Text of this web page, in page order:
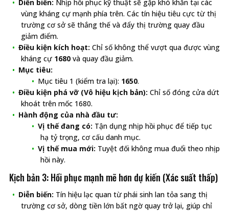
Diễn biến: Nhịp hồi phục kỹ thuật sẽ gặp khó khăn tại các
vùng kháng cự mạnh phía trên. Các tín hiệu tiêu cực từ thị
trường cơ sở sẽ thắng thế và đẩy thị trường quay đầu
giảm điểm.
Điều kiện kích hoạt: Chỉ số không thể vượt qua được vùng
kháng cự 1680 và quay đầu giảm.
Mục tiêu:
Mục tiêu 1 (kiểm tra lại): 1650.
Điều kiện phá vỡ (Vô hiệu kịch bản): Chỉ số đóng cửa dứt
khoát trên mốc 1680.
Hành động của nhà đầu tư:
Vị thế đang có: Tận dụng nhịp hồi phục để tiếp tục
hạ tỷ trọng, cơ cấu danh mục.
Vị thế mua mới: Tuyệt đối không mua đuổi theo nhịp
hồi này.
Kịch bản 3: Hồi phục mạnh mẽ hơn dự kiến (Xác suất thấp)
Diễn biến: Tín hiệu lạc quan từ phái sinh lan tỏa sang thị
trường cơ sở, dòng tiền lớn bất ngờ quay trở lại, giúp chỉ